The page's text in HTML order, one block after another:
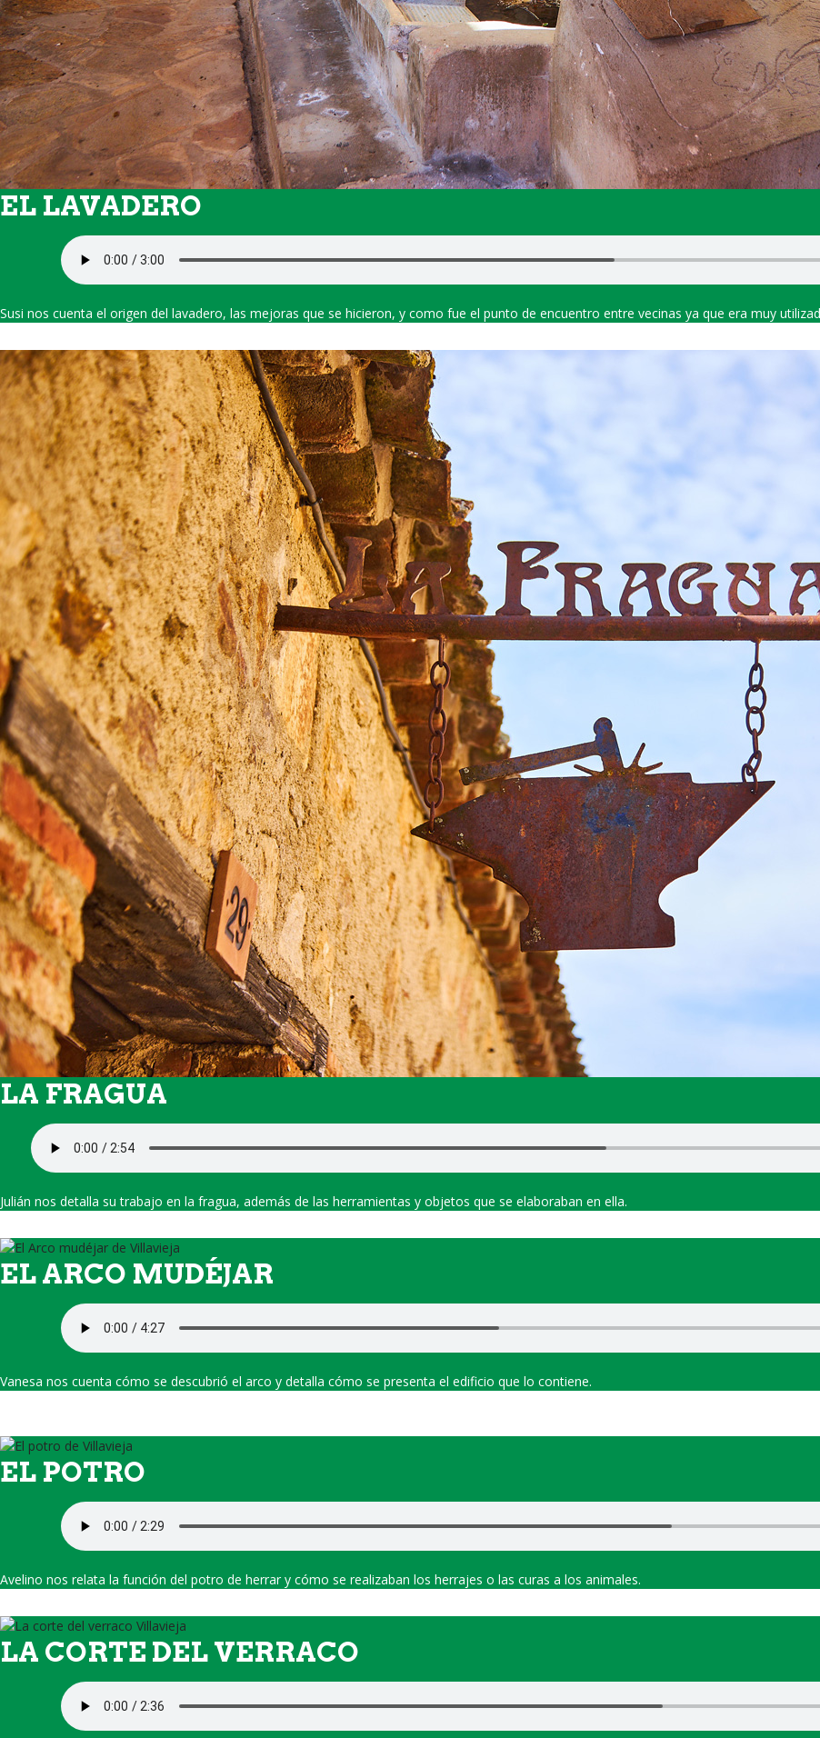
EL LAVADERO
Susi nos cuenta el origen del lavadero, las mejoras que se hicieron, y como fue el punto de encuentro entre vecinas ya que era muy
LA FRAGUA
Julián nos detalla su trabajo en la fragua, además de las herramientas y objetos que se elaboraban en ella.
EL ARCO MUDÉJAR
Vanesa nos cuenta cómo se descubrió el arco y detalla cómo se presenta el edificio que lo contiene.
EL POTRO
Avelino nos relata la función del potro de herrar y cómo se realizaban los herrajes o las curas a los animales.
LA CORTE DEL VERRACO